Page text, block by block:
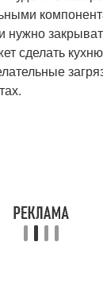
нужно
сделать